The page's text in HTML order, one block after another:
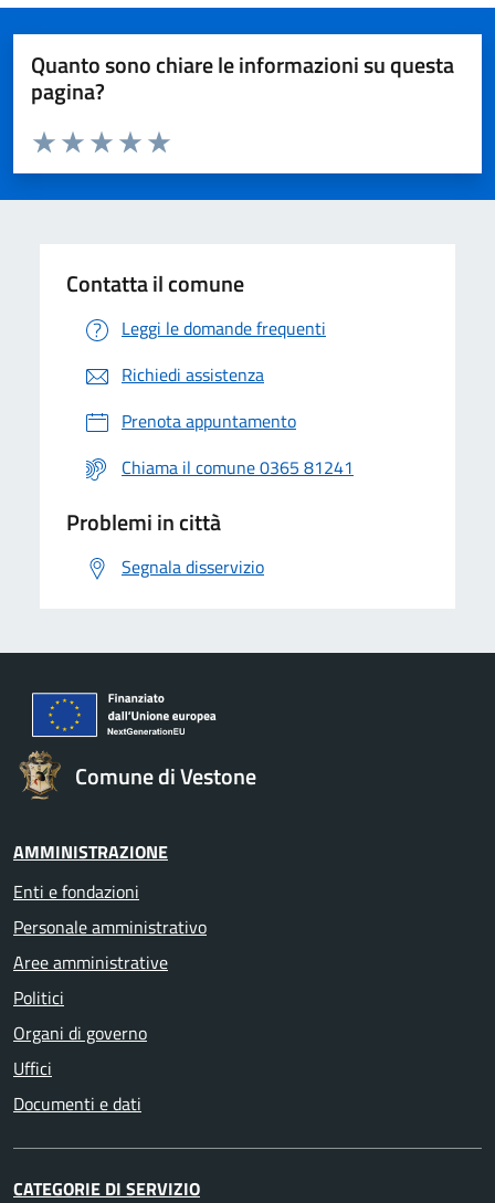
Quanto sono chiare le informazioni su questa
pagina?
Valuta da 1 a 5 stelle la pagina
Valuta 5 stelle su 5
Valuta 4 stelle su 5
Valuta 3 stelle su 5
Valuta 2 stelle su 5
Valuta 1 stelle su 5
Contatta il comune
Leggi le domande frequenti
Richiedi assistenza
Prenota appuntamento
Chiama il comune 0365 81241
Problemi in città
Segnala disservizio
Comune di Vestone
AMMINISTRAZIONE
Enti e fondazioni
Personale amministrativo
Aree amministrative
Politici
Organi di governo
Uffici
Documenti e dati
CATEGORIE DI SERVIZIO